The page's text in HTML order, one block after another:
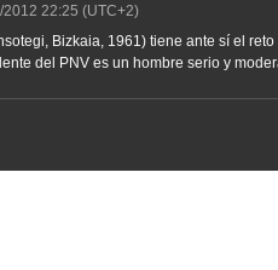
2012 22:25 (UTC+2)
Bizkaia, 1961) tiene ante sí el
del PNV es un hombre serio y